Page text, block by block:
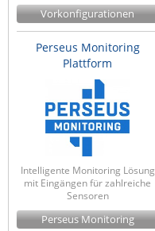
Vorkonfigurationen
Perseus Monitoring
Plattform
Intelligente Monitoring Lösung
mit Eingängen für zahlreiche
Sensoren
Perseus Monitoring